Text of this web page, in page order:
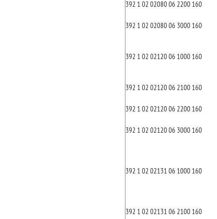
392 1 02 02080 06 2200 160
392 1 02 02080 06 3000 160
392 1 02 02120 06 1000 160
392 1 02 02120 06 2100 160
392 1 02 02120 06 2200 160
392 1 02 02120 06 3000 160
392 1 02 02131 06 1000 160
392 1 02 02131 06 2100 160